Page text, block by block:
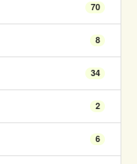
70
8
34
2
6